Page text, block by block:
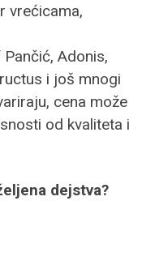
vrećicama,
Adonis,
i još mnogi
cena može
od kvaliteta i
dejstva?